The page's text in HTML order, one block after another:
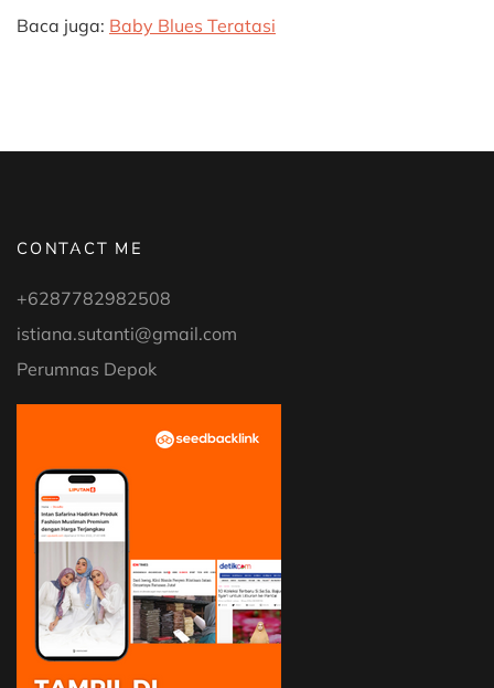
Baca juga: Baby Blues Teratasi
CONTACT ME
+6287782982508
istiana.sutanti@gmail.com
Perumnas Depok